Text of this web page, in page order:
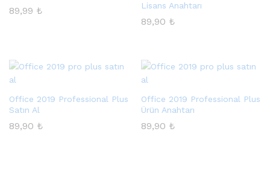
89,99 ₺
Lisans Anahtarı
89,90 ₺
Office 2019 Professional Plus
Satın Al
89,90 ₺
Office 2019 Professional Plus
Ürün Anahtarı
89,90 ₺